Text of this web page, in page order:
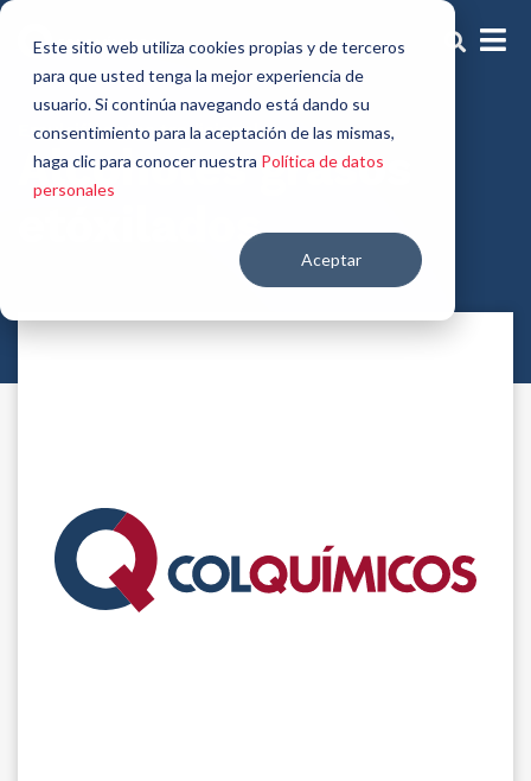
Este sitio web utiliza cookies propias y de terceros
para que usted tenga la mejor experiencia de
usuario. Si continúa navegando está dando su
consentimiento para la aceptación de las mismas,
haga clic para conocer nuestra Política de datos
personales
Aceptar
Emulsificantes tradicionales
Alcoholes grasos
etóxilados